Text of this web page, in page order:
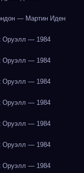
— Мартин Иден
Оруэлл — 1984
Оруэлл — 1984
Оруэлл — 1984
Оруэлл — 1984
Оруэлл — 1984
Оруэлл — 1984
Оруэлл — 1984